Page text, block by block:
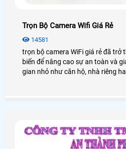
Trọn Bộ Camera Wifi Giá Rẻ
14581
trọn bộ camera WiFi giá rẻ đã trở
biến để nâng cao sự an toàn và
gian nhỏ như căn hộ, nhà riêng